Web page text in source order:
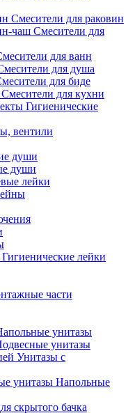
Смесители для раковин
Смесители для
для ванн
для душа
для биде
Смесители для кухни
Гигиенические
вентили
души
души
лейки
Гигиенические лейки
части
унитазы
унитазы
Унитазы с
Напольные